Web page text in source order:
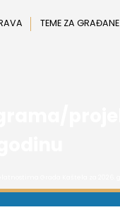
TEME ZA GRAĐANE